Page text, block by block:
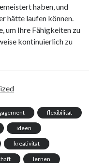
haben, und
hätte laufen können.
um Ihre Fähigkeiten zu
kontinuierlich zu
flexibilität
ideen
kreativität
lernen